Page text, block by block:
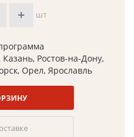
шт
Ростов-на-Дону,
Орел, Ярославль